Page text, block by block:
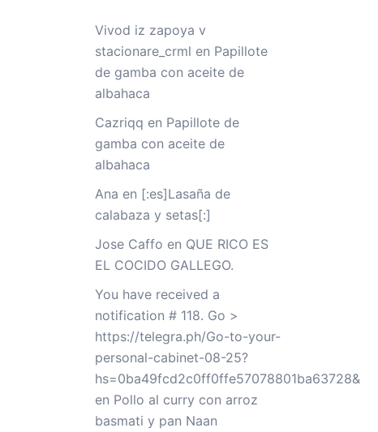
Vivod iz zapoya v
stacionare_crml en Papillote
de gamba con aceite de
albahaca
Cazriqq en Papillote de
gamba con aceite de
albahaca
Ana en [:es]Lasaña de
calabaza y setas[:]
Jose Caffo en QUE RICO ES
EL COCIDO GALLEGO.
You have received a
notification # 118. Go >
https://telegra.ph/Go-to-your-
personal-cabinet-08-25?
hs=0ba49fcd2c0ff0ffe57078801ba63728&
en Pollo al curry con arroz
basmati y pan Naan